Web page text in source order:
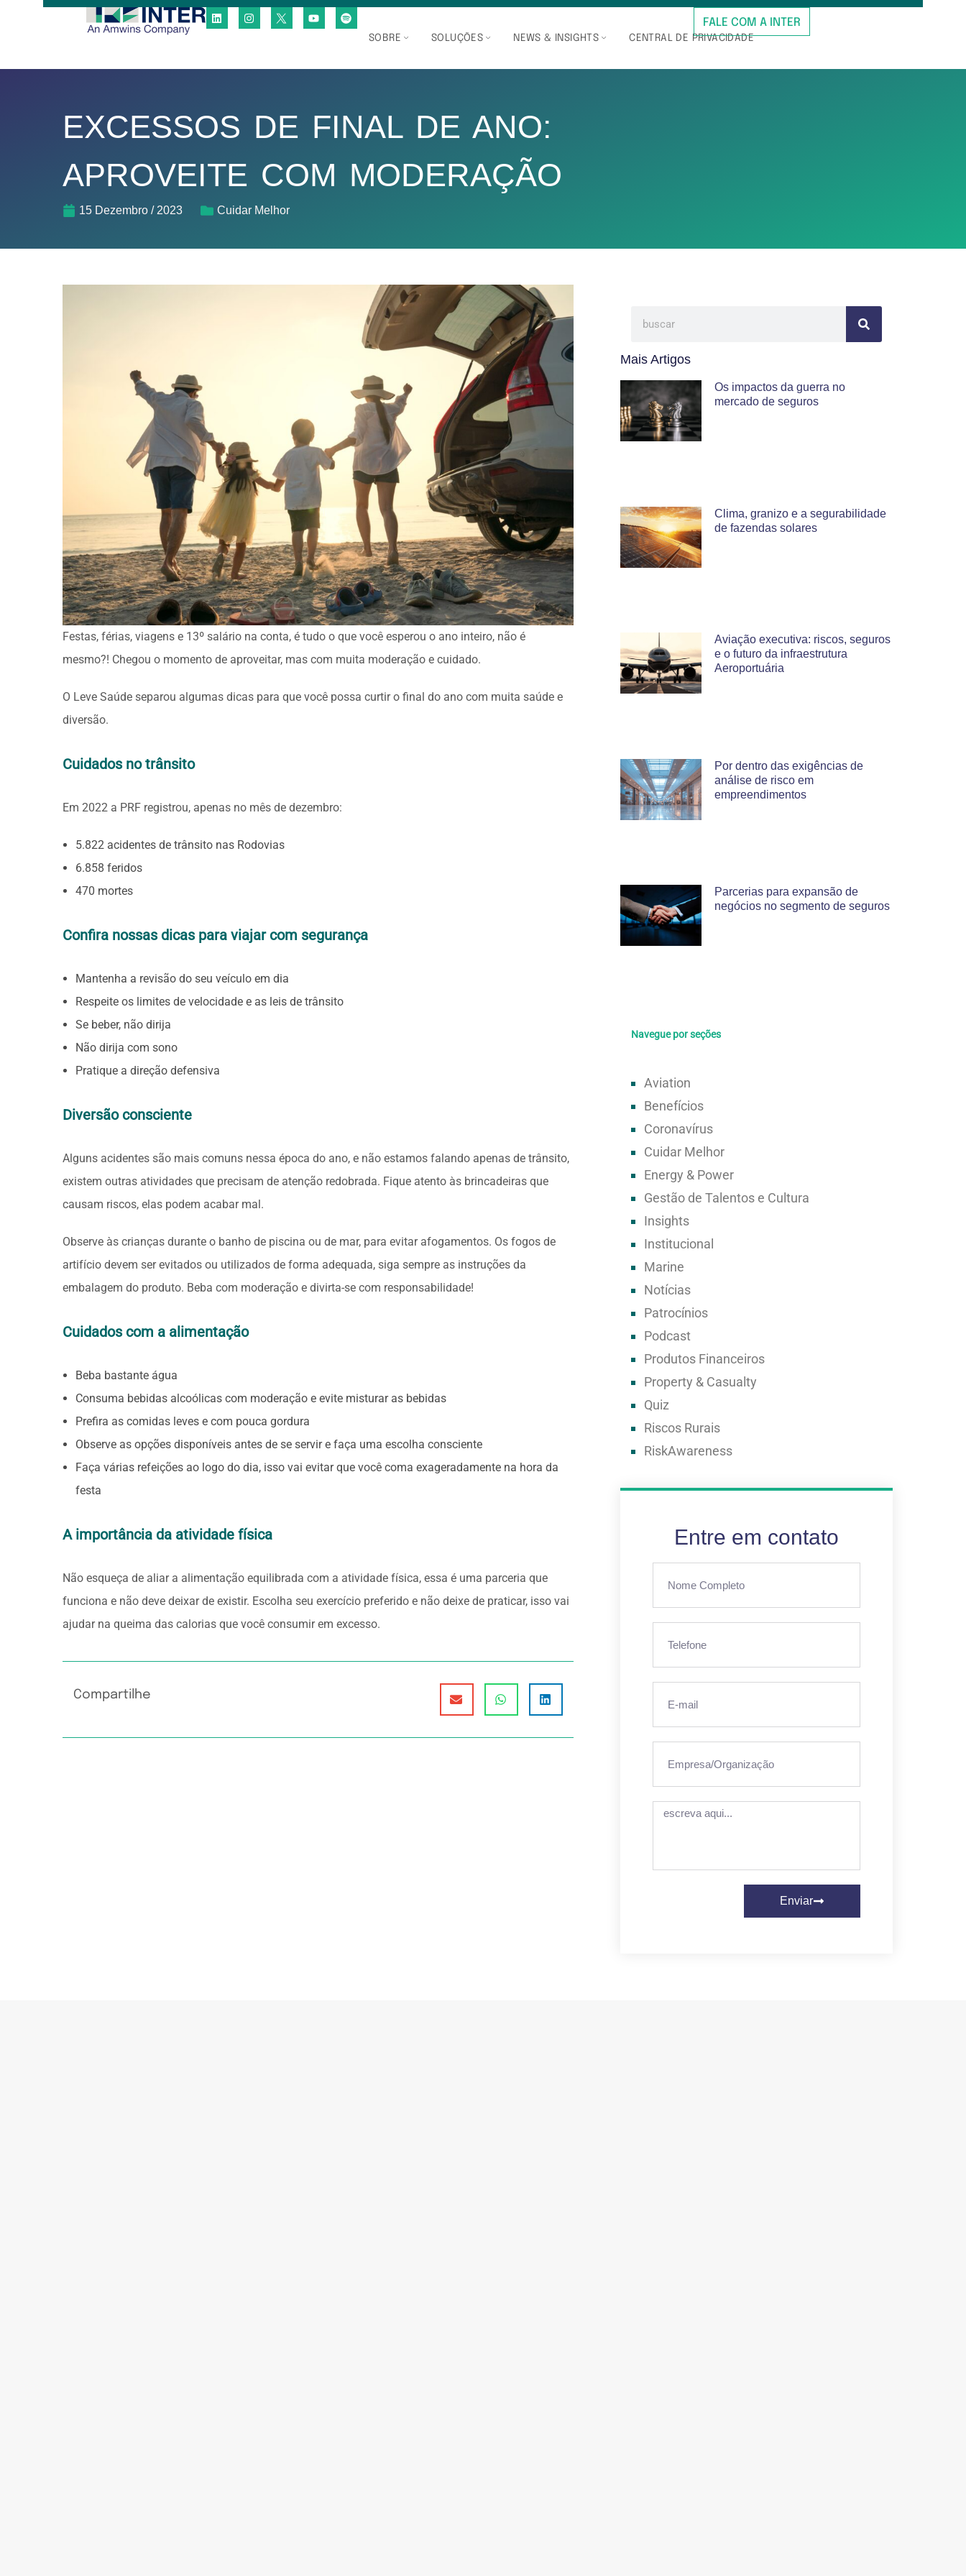
SOBRE SOLUÇÕES NEWS & INSIGHTS CENTRAL DE PRIVACIDADE
FALE COM A INTER
EXCESSOS DE FINAL DE ANO:
APROVEITE COM MODERAÇÃO
15 Dezembro / 2023 Cuidar Melhor
Festas, férias, viagens e 13º salário na conta, é tudo o que você esperou o ano inteiro, não é
mesmo?! Chegou o momento de aproveitar, mas com muita moderação e cuidado.
O Leve Saúde separou algumas dicas para que você possa curtir o final do ano com muita saúde e
diversão.
Cuidados no trânsito
Em 2022 a PRF registrou, apenas no mês de dezembro:
5.822 acidentes de trânsito nas Rodovias
6.858 feridos
470 mortes
Confira nossas dicas para viajar com segurança
Mantenha a revisão do seu veículo em dia
Respeite os limites de velocidade e as leis de trânsito
Se beber, não dirija
Não dirija com sono
Pratique a direção defensiva
Diversão consciente
Alguns acidentes são mais comuns nessa época do ano, e não estamos falando apenas de trânsito,
existem outras atividades que precisam de atenção redobrada. Fique atento às brincadeiras que
causam riscos, elas podem acabar mal.
Observe às crianças durante o banho de piscina ou de mar, para evitar afogamentos. Os fogos de
artifício devem ser evitados ou utilizados de forma adequada, siga sempre as instruções da
embalagem do produto. Beba com moderação e divirta-se com responsabilidade!
Cuidados com a alimentação
Beba bastante água
Consuma bebidas alcoólicas com moderação e evite misturar as bebidas
Prefira as comidas leves e com pouca gordura
Observe as opções disponíveis antes de se servir e faça uma escolha consciente
Faça várias refeições ao logo do dia, isso vai evitar que você coma exageradamente na hora da
festa
A importância da atividade física
Não esqueça de aliar a alimentação equilibrada com a atividade física, essa é uma parceria que
funciona e não deve deixar de existir. Escolha seu exercício preferido e não deixe de praticar, isso vai
ajudar na queima das calorias que você consumir em excesso.
Compartilhe
Mais Artigos
Os impactos da guerra no
mercado de seguros
Clima, granizo e a segurabilidade
de fazendas solares
Aviação executiva: riscos, seguros
e o futuro da infraestrutura
Aeroportuária
Por dentro das exigências de
análise de risco em
empreendimentos
Parcerias para expansão de
negócios no segmento de seguros
Navegue por seções
Aviation
Benefícios
Coronavírus
Cuidar Melhor
Energy & Power
Gestão de Talentos e Cultura
Insights
Institucional
Marine
Notícias
Patrocínios
Podcast
Produtos Financeiros
Property & Casualty
Quiz
Riscos Rurais
RiskAwareness
Entre em contato
Enviar